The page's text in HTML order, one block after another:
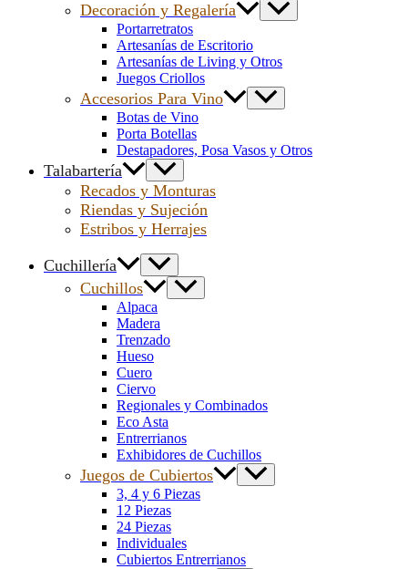
Decoración y Regalería
Portarretratos
Artesanías de Escritorio
Artesanías de Living y Otros
Juegos Criollos
Accesorios Para Vino
Botas de Vino
Porta Botellas
Destapadores, Posa Vasos y Otros
Talabartería
Recados y Monturas
Riendas y Sujeción
Estribos y Herrajes
Cuchillería
Cuchillos
Alpaca
Madera
Trenzado
Hueso
Cuero
Ciervo
Regionales y Combinados
Eco Asta
Entrerrianos
Exhibidores de Cuchillos
Juegos de Cubiertos
3, 4 y 6 Piezas
12 Piezas
24 Piezas
Individuales
Cubiertos Entrerrianos